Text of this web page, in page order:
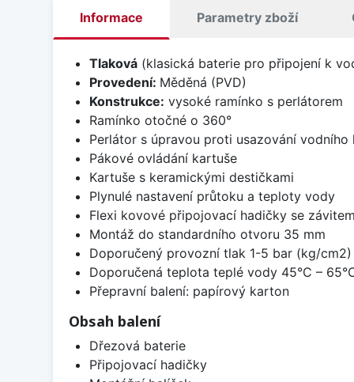
Informace Parametry zboží
Tlaková(klasická baterie pro připojení k
Provedení: Měděná (PVD)
Konstrukce: vysoké ramínko s perlátorem
Ramínko otočné o 360°
Perlátor s úpravou proti usazování vodního
Pákové ovládání kartuše
Kartuše s keramickými destičkami
Plynulé nastavení průtoku a teploty vody
Flexi kovové připojovací hadičky se
Montáž do standardního otvoru 35 mm
Doporučený provozní tlak 1-5 bar (kg/cm2)
Doporučená teplota teplé vody 45°C –
Přepravní balení: papírový karton
Obsah balení
Dřezová baterie
Připojovací hadičky